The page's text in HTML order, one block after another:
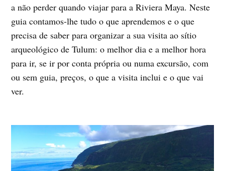
a não perder quando viajar para a Riviera Maya. Neste
guia contamos-lhe tudo o que aprendemos e o que
precisa de saber para organizar a sua visita ao sítio
arqueológico de Tulum: o melhor dia e a melhor hora
para ir, se ir por conta própria ou numa excursão, com
ou sem guia, preços, o que a visita inclui e o que vai
ver.